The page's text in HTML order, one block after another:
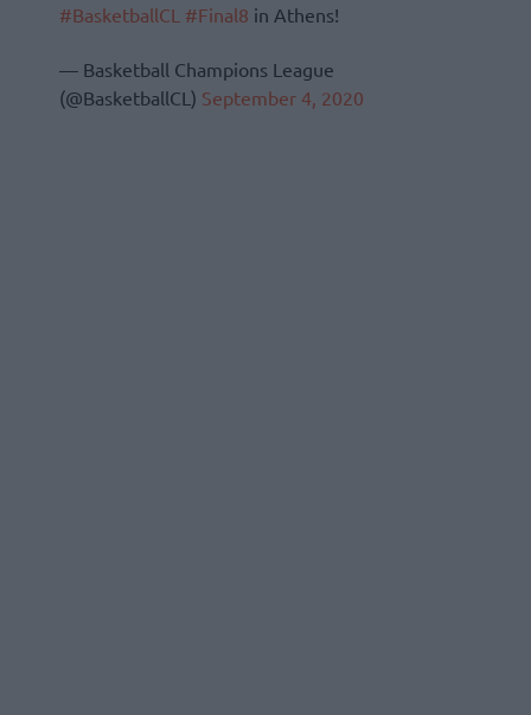
#BasketballCL #Final8 in Athens!
— Basketball Champions League
(@BasketballCL) September 4, 2020